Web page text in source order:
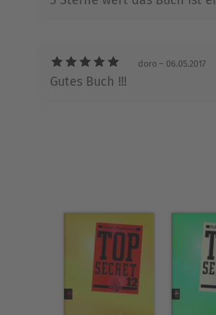
doro – 06.05.2017
Gutes Buch !!!